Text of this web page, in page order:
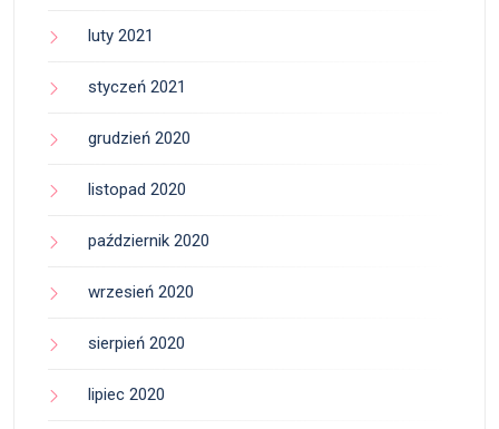
luty 2021
styczeń 2021
grudzień 2020
listopad 2020
październik 2020
wrzesień 2020
sierpień 2020
lipiec 2020